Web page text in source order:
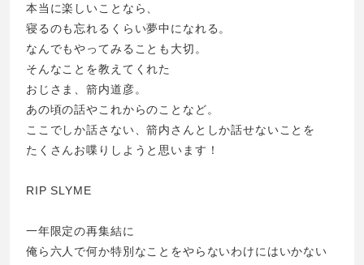
本当に楽しいことなら、
寝るのも忘れるくらい夢中になれる。
なんでもやってみることも大切。
そんなことを教えてくれた
おじさま、箭内道彦。
あの頃の話やこれからのことなど。
ここでしか話さない、箭内さんとしか話せないことを
たくさんお喋りしようと思います！
RIP SLYME
一年限定の再集結に
俺ら六人で何か特別なことをやらないわけにはいかない